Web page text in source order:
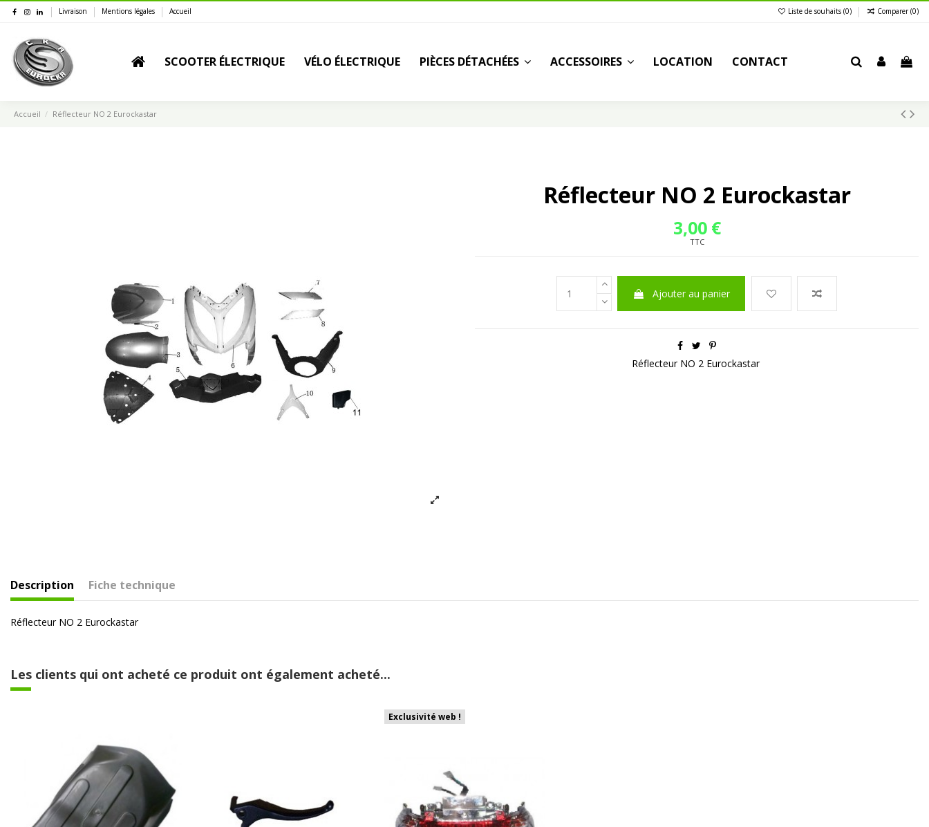
Livraison Mentions légales Accueil Liste de souhaits (0) Comparer (0)
SCOOTER ÉLECTRIQUE VÉLO ÉLECTRIQUE PIÈCES DÉTACHÉES ACCESSOIRES LOCATION CONTACT
Accueil Réflecteur NO 2 Eurockastar
Réflecteur NO 2 Eurockastar
3,00 €
TTC
Ajouter au panier
Réflecteur NO 2 Eurockastar
Description Fiche technique
Réflecteur NO 2 Eurockastar
Les clients qui ont acheté ce produit ont également acheté...
Exclusivité web !